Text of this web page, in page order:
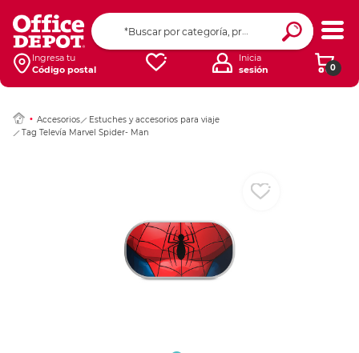
Ingresa tu
Código postal
0
Inicia
sesión
Accesorios
Estuches y accesorios para viaje
Tag Televía Marvel Spider- Man
Ingresar Codigo